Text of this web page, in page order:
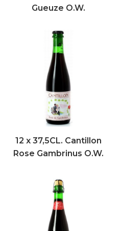
Gueuze O.W.
12 x 37,5CL. Cantillon
Rose Gambrinus O.W.